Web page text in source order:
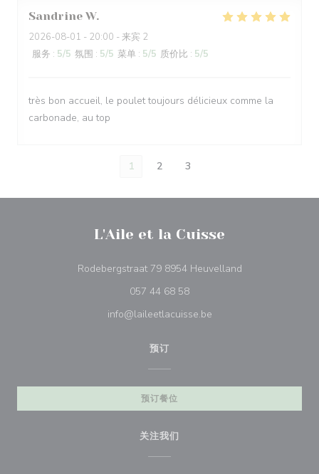
Sandrine W
2026-08-01 - 20:00 - 来宾 2
服务 : 5/5 氛围 : 5/5 菜单 : 5/5 质价比 : 5/5
très bon accueil, le poulet toujours délicieux comme la
carbonade, au top
1 2 3
L'Aile et la Cuisse
Rodebergstraat 79 8954 Heuvelland((在新窗口中打开
057 44 68 58
info@laileetlacuisse.be
预订
预订餐位
关注我们